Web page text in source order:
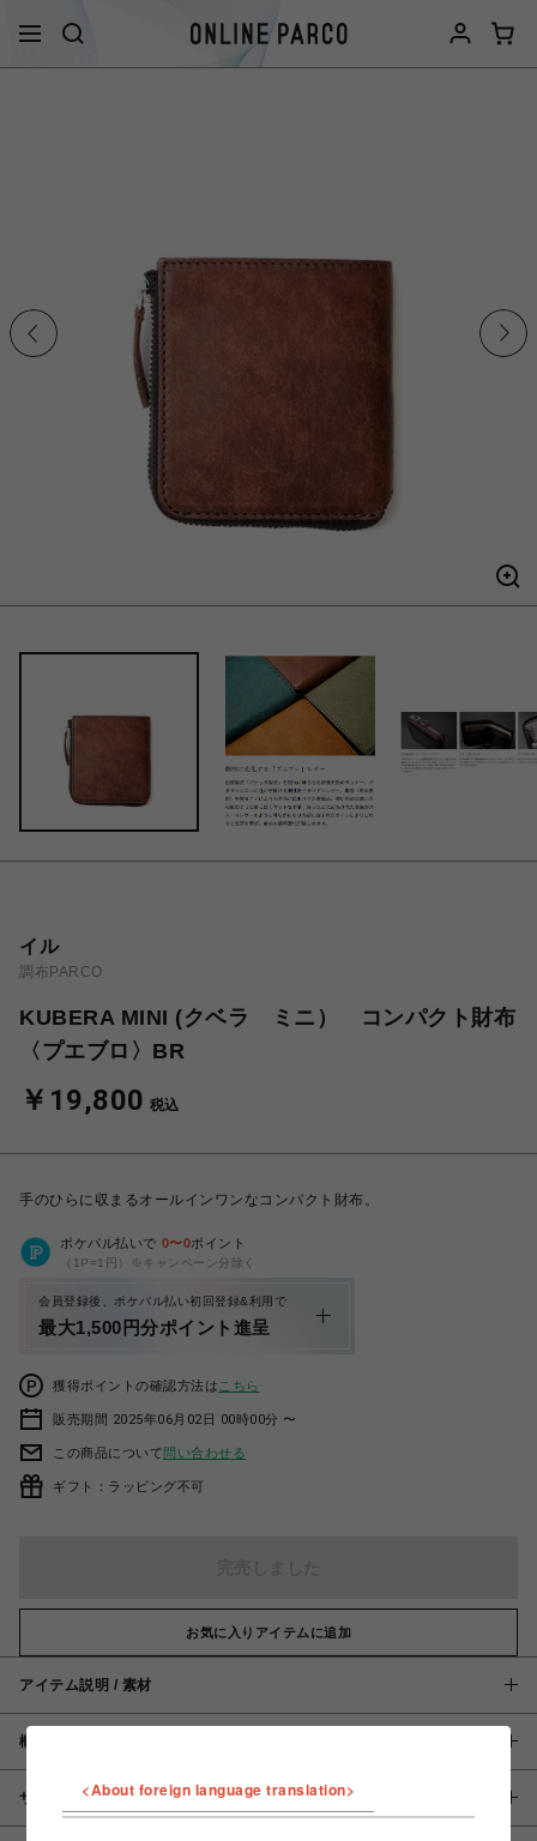
イル
調布PARCO
KUBERA MINI (クベラ ミニ） コンパクト財布
〈プエブロ〉BR
￥19,800 税込
手のひらに収まるオールインワンなコンパクト財布。
ポケパル払いで 0〜0ポイント
（1P=1円）※キャンペーン分除く
会員登録後、ポケパル払い初回登録&利用で
最大1,500円分ポイント進呈
獲得ポイントの確認方法は こちら
販売期間 2025年06月02日 00時00分 〜
この商品について問い合わせる
ギフト：ラッピング不可
お気に入りアイテムに追加
アイテム説明 / 素材
概要
サイズ <About foreign language translation>